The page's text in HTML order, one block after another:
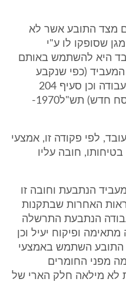
מצד התובע אשר לא
שסופקו לו ע"י
היא להשתמש באותם
המעביד (כפי שנקבע
בתקנה 4 לתקנות הבטיחות בעבודה וכן סעיף 204
לפקודת הבטיחות בעבודה (נוסח חדש) תש"ל1970-
לפי פקודה זו, אמצעי
חובה עליו
הנתבעת וחובה זו
האחרות שבתקנות
הנתבעת התרשלה
ופיקוח יעיל וכן
התובע השתמש באמצעי
מפני החומרים
לא מילאה חלק הארי של